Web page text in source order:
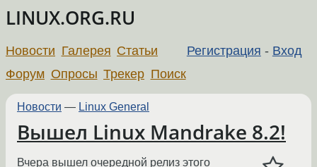
LINUX.ORG.RU
Регистрация - Вход
Новости Галерея Статьи
Форум Опросы Трекер Поиск
Новости — Linux General
Вышел Linux Mandrake 8.2!
Вчера вышел очередной релиз этого